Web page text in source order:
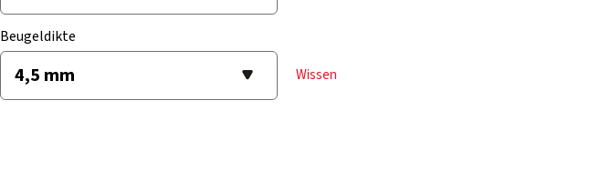
Beugeldikte
Wissen